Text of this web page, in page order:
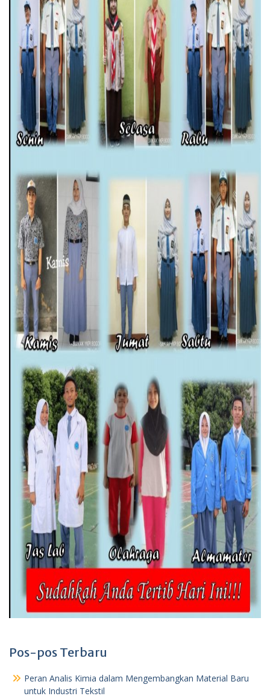
Pos-pos Terbaru
Peran Analis Kimia dalam Mengembangkan Material Baru
untuk Industri Tekstil